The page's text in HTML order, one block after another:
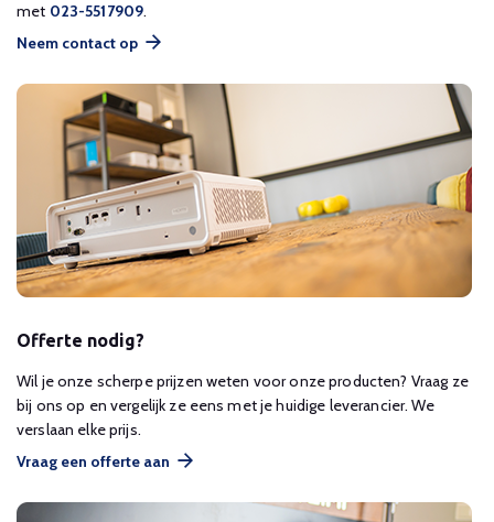
met 023-5517909.
Neem contact op
Offerte nodig?
Wil je onze scherpe prijzen weten voor onze producten? Vraag ze
bij ons op en vergelijk ze eens met je huidige leverancier. We
verslaan elke prijs.
Vraag een offerte aan